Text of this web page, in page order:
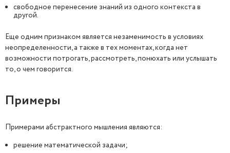
свободное перенесение знаний из одного контекста в
другой.
Еще одним признаком является незаменимость в условиях
неопределенности, а также в тех моментах, когда нет
возможности потрогать, рассмотреть, понюхать или услышать
то, о чем говорится.
Примеры
Примерами абстрактного мышления являются:
решение математической задачи;